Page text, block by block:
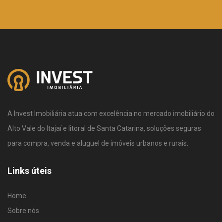
A Invest Imobiliária atua com excelência no mercado imobiliário do
Alto Vale do Itajaí e litoral de Santa Catarina, soluções seguras
para compra, venda e aluguel de imóveis urbanos e rurais.
Links úteis
Home
Sobre nós